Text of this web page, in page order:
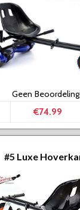
Geen Beoordeling
€74.99
#5 Luxe